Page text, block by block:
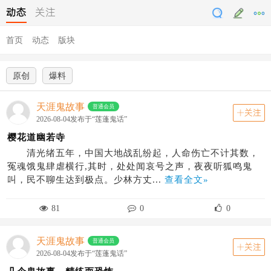
动态 关注
首页 动态 版块
原创 爆料
天涯鬼故事 普通会员
2026-08-04发布于“莲蓬鬼话”
关注
樱花道幽若寺
清光绪五年，中国大地战乱纷起，人命伤亡不计其数，
冤魂饿鬼肆虐横行,其时，处处闻哀号之声，夜夜听狐鸣鬼
叫，民不聊生达到极点。少林方丈... 查看全文»
81 0 0
天涯鬼故事 普通会员
2026-08-04发布于“莲蓬鬼话”
关注